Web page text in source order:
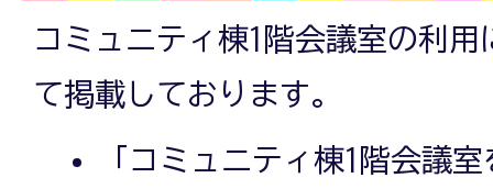
コミュニティ棟1階会議室の利
て掲載しております。
「コミュニティ棟1階会議